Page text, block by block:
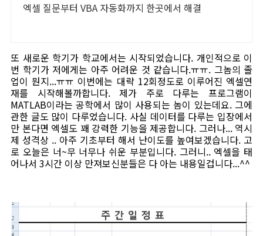
엑셀 질문부터 VBA 자동화까지 한곳에서 해결
또 새로운 학기가 학교에서는 시작되었습니다. 개인적으로 이
번 학기가 저에게는 아주 어려운 것 같습니다.ㅠㅠ. 그놈의 졸
업이 뭔지...ㅠㅠ 이번에는 대략 12회정도로 이루어진 엑셀연
재를 시작해볼까합니다. 제가 주로 다루는 프로그램이
MATLAB이라는 공학에서 많이 사용되는 놈이 있는데요. 그에
관한 글도 많이 다루었습니다. 사실 데이터를 다루는 입장에서
만 본다면 엑셀도 꽤 강력한 기능을 제공합니다. 그러나... 역시
제 성격상 .. 아주 기초부터 해서 난이도를 높여보겠습니다. 고
로 오늘은 너~무 너무나 쉬운 부분입니다. 그러니.. 엑셀을 태
어나서 3시간 이상 만져보신분들은 다 아는 내용일겁니다...^^